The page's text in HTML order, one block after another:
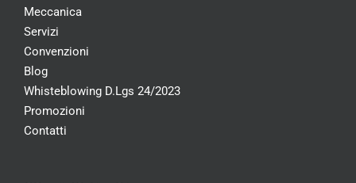
Meccanica
Servizi
Convenzioni
Blog
Whisteblowing D.Lgs 24/2023
Promozioni
Contatti